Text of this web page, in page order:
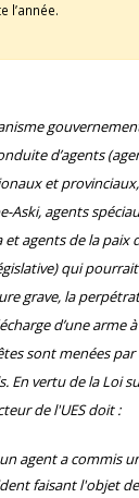
l’année.
d’agents
et
Aski, agents
et agents de la paix
qui
grave, la
d’une arme
sont menées
En vertu de la Loi
de l'UES doit :
agent a commis
faisant l'objet